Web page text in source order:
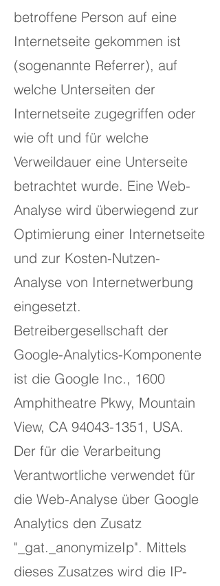
betroffene Person auf eine
Internetseite gekommen ist
(sogenannte Referrer), auf
welche Unterseiten der
Internetseite zugegriffen oder
wie oft und für welche
Verweildauer eine Unterseite
betrachtet wurde. Eine Web-
Analyse wird überwiegend zur
Optimierung einer Internetseite
und zur Kosten-Nutzen-
Analyse von Internetwerbung
eingesetzt.
Betreibergesellschaft der
Google-Analytics-Komponente
ist die Google Inc., 1600
Amphitheatre Pkwy, Mountain
View, CA 94043-1351 , USA.
Der für die Verarbeitung
Verantwortliche verwendet für
die Web-Analyse über Google
Analytics den Zusatz
"_gat._anonymizeIp". Mittels
dieses Zusatzes wird die IP-